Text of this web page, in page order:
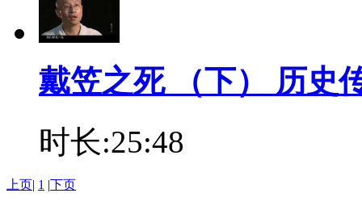
戴笠之死 （下） 历史
时长:25:48
上页| 1 |下页